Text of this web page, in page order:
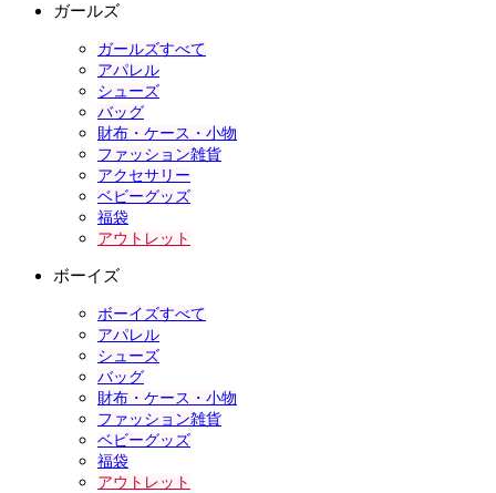
ガールズ
ガールズすべて
アパレル
シューズ
バッグ
財布・ケース・小物
ファッション雑貨
アクセサリー
ベビーグッズ
福袋
アウトレット
ボーイズ
ボーイズすべて
アパレル
シューズ
バッグ
財布・ケース・小物
ファッション雑貨
ベビーグッズ
福袋
アウトレット